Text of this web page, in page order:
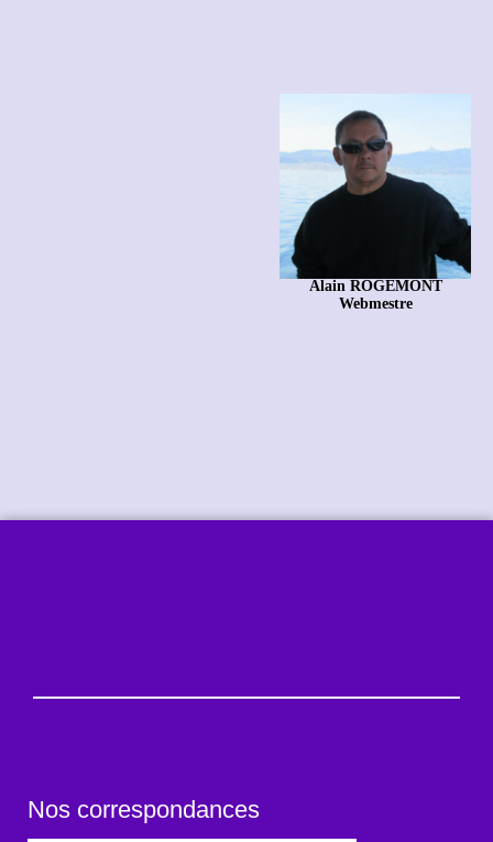
Alain ROGEMONT
Webmestre
Nos correspondances